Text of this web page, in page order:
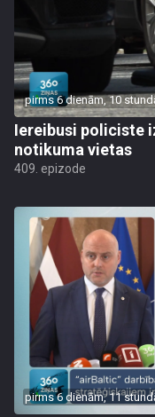
pirms 6 dienām, 10
Iereibusi policiste
notikuma vietas
409. epizode
pirms 6 dienām, 11